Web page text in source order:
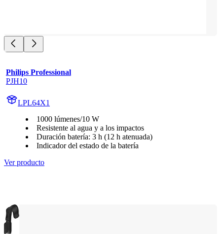
Philips Professional
PJH10
LPL64X1
1000 lúmenes/10 W
Resistente al agua y a los impactos
Duración batería: 3 h (12 h atenuada)
Indicador del estado de la batería
Ver producto